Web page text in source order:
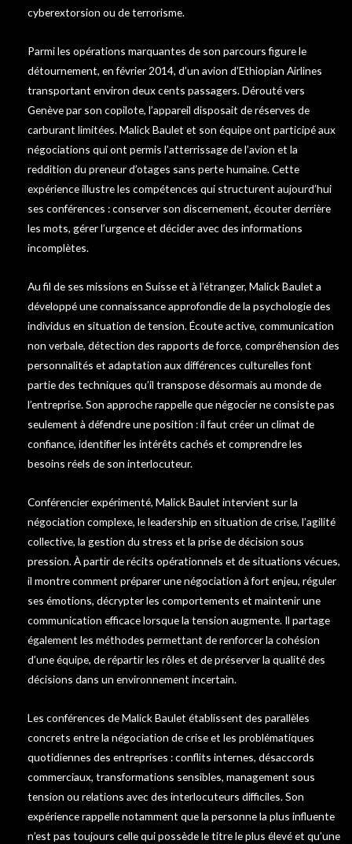
cyberextorsion ou de terrorisme.
Parmi les opérations marquantes de son parcours figure le
détournement, en février 2014, d’un avion d’Ethiopian Airlines
transportant environ deux cents passagers. Dérouté vers
Genève par son copilote, l’appareil disposait de réserves de
carburant limitées. Malick Baulet et son équipe ont participé aux
négociations qui ont permis l’atterrissage de l’avion et la
reddition du preneur d’otages sans perte humaine. Cette
expérience illustre les compétences qui structurent aujourd’hui
ses conférences : conserver son discernement, écouter derrière
les mots, gérer l’urgence et décider avec des informations
incomplètes.
Au fil de ses missions en Suisse et à l’étranger, Malick Baulet a
développé une connaissance approfondie de la psychologie des
individus en situation de tension. Écoute active, communication
non verbale, détection des rapports de force, compréhension des
personnalités et adaptation aux différences culturelles font
partie des techniques qu’il transpose désormais au monde de
l’entreprise. Son approche rappelle que négocier ne consiste pas
seulement à défendre une position : il faut créer un climat de
confiance, identifier les intérêts cachés et comprendre les
besoins réels de son interlocuteur.
Conférencier expérimenté, Malick Baulet intervient sur la
négociation complexe, le leadership en situation de crise, l’agilité
collective, la gestion du stress et la prise de décision sous
pression. À partir de récits opérationnels et de situations vécues,
il montre comment préparer une négociation à fort enjeu, réguler
ses émotions, décrypter les comportements et maintenir une
communication efficace lorsque la tension augmente. Il partage
également les méthodes permettant de renforcer la cohésion
d’une équipe, de répartir les rôles et de préserver la qualité des
décisions dans un environnement incertain.
Les conférences de Malick Baulet établissent des parallèles
concrets entre la négociation de crise et les problématiques
quotidiennes des entreprises : conflits internes, désaccords
commerciaux, transformations sensibles, management sous
tension ou relations avec des interlocuteurs difficiles. Son
expérience rappelle notamment que la personne la plus influente
n’est pas toujours celle qui possède le titre le plus élevé et qu’une